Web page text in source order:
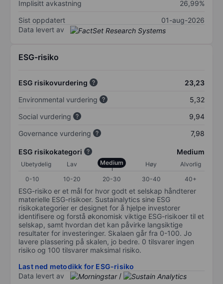
Implisitt avkastning
26,99%
Sist oppdatert
01-aug-2026
Data levert av
ESG-risiko
ESG risikovurdering
23,23
Environmental vurdering
5,32
Social vurdering
9,94
Governance vurdering
7,98
ESG risikokategori Medium
Ubetydelig Lav Medium Høy
Alvorlig
0-10
10-20 20-30 30-40 40+
ESG-risiko er et mål for hvor godt et selskap håndterer
materielle ESG-risikoer. Sustainalytics sine ESG
risikokategorier er designet for å hjelpe investorer
identifisere og forstå økonomisk viktige ESG-risikoer til et
selskap, samt hvordan det kan påvirke langsiktige
resultater for investeringer. Skalaen går fra 0-100. Jo
lavere plassering på skalen, jo bedre. 0 tilsvarer ingen
risiko og 100 tilsvarer maksimal risiko.
Last ned metodikk for ESG-risiko
Data levert av
/